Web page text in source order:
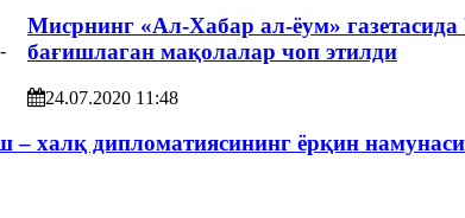
Мисрнинг «Ал-Хабар ал-ёум» газетасида
бағишлаган мақолалар чоп этилди
24.07.2020 11:48
халқ дипломатиясининг ёрқин намунаси